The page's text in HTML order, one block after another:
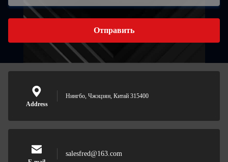
Отправить
Address
Нингбо, Чжэцзян, Китай 315400
salesfred@163.com